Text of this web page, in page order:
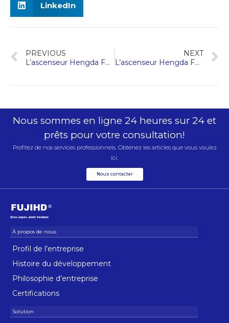
LinkedIn
PREVIOUS
L’ascenseur Hengda Fuji présente l’innovation à la Vietnam Expo 2024
NEXT
L’ascenseur Hengda Fuji a remporté l’honneur d’une nouvelle entreprise d’élevage de bétail dans le district de Nanxun
Nous sommes en ligne 24 heures sur 24 et
prêts pour votre consultation!
Profitez de nos services professionnels. Obtenez les articles que vous voulez
ici.
Nous contacter
Profil de l’entreprise
Histoire du développement
Philosophie d’entreprise
Certifications